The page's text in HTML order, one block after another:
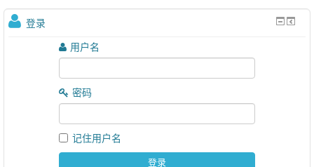
登录
用户名
密码
记住用户名